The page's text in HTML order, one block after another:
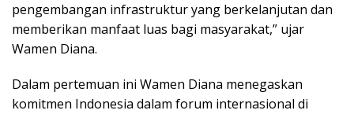
pengembangan infrastruktur yang berkelanjutan dan
memberikan manfaat luas bagi masyarakat,” ujar
Wamen Diana.
Dalam pertemuan ini Wamen Diana menegaskan
komitmen Indonesia dalam forum internasional di